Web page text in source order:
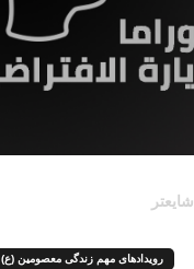
شایعتر
رویدادهای مهم زندگی معصومین (ع)